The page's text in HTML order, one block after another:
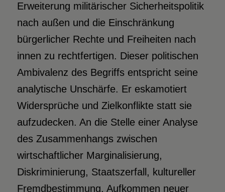
Erweiterung militärischer Sicherheitspolitik
nach außen und die Einschränkung
bürgerlicher Rechte und Freiheiten nach
innen zu rechtfertigen. Dieser politischen
Ambivalenz des Begriffs entspricht seine
analytische Unschärfe. Er eskamotiert
Widersprüche und Zielkonflikte statt sie
aufzudecken. An die Stelle einer Analyse
des Zusammenhangs zwischen
wirtschaftlicher Marginalisierung,
Diskriminierung, Staatszerfall, kultureller
Fremdbestimmung, Aufkommen neuer